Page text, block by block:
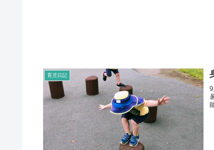
育児日記